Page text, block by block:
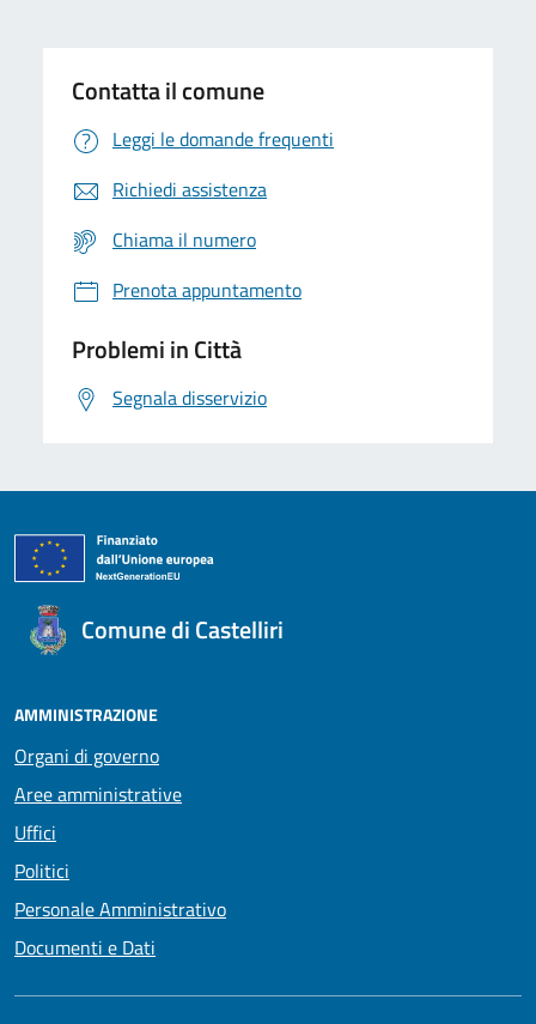
Contatta il comune
Leggi le domande frequenti
Richiedi assistenza
Chiama il numero
Prenota appuntamento
Problemi in Città
Segnala disservizio
Comune di Castelliri
AMMINISTRAZIONE
Organi di governo
Aree amministrative
Uffici
Politici
Personale Amministrativo
Documenti e Dati